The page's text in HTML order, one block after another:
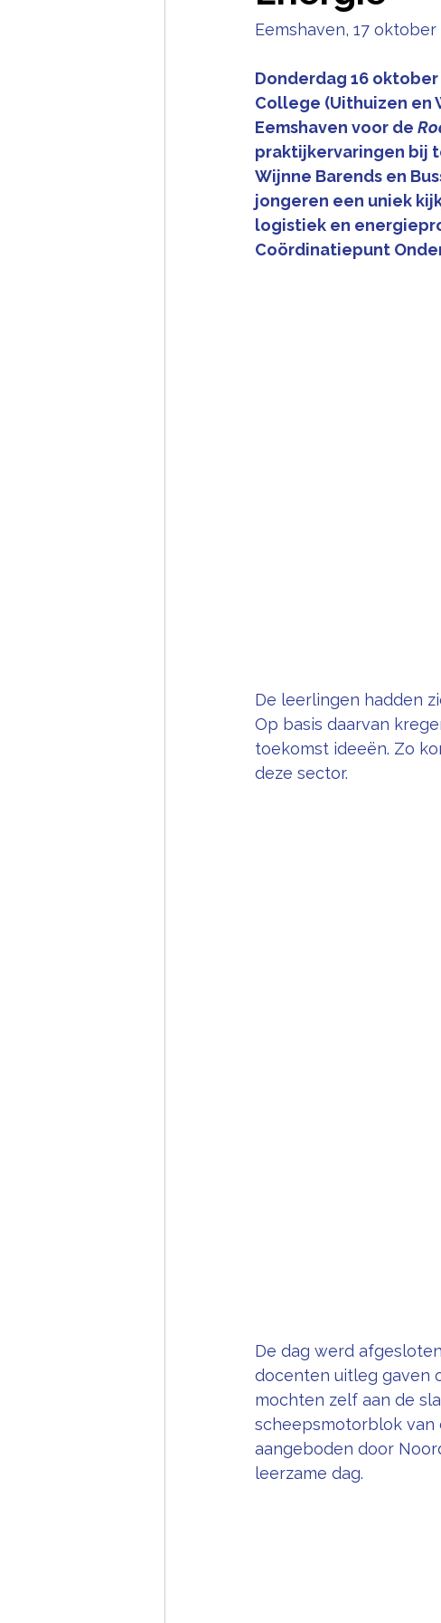
Eemshaven, 17 oktober
Donderdag 16
College (Uithuizen en
Eemshaven voor de
praktijkervaringen bij
Wijnne Barends en
jongeren een uniek
logistiek en
Coördinatiepunt
De leerlingen hadden
Op basis daarvan
toekomst ideeën. Zo
deze sector.
De dag werd
docenten uitleg gaven
mochten zelf aan de
scheepsmotorblok van
aangeboden door
leerzame dag.